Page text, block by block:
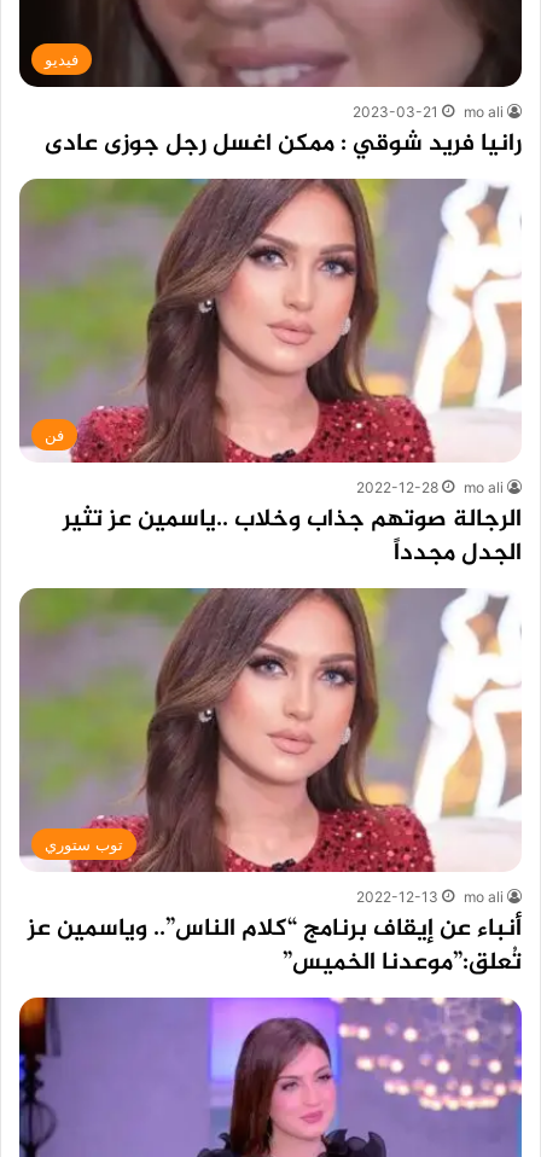
فيديو
mo ali
2023-03-21
رانيا فريد شوقي : ممكن اغسل رجل جوزى عادى
فن
mo ali
2022-12-28
الرجالة صوتهم جذاب وخلاب ..ياسمين عز تثير
الجدل مجدداً
توب ستوري
mo ali
2022-12-13
أنباء عن إيقاف برنامج “كلام الناس”.. وياسمين عز
تُعلق:”موعدنا الخميس”